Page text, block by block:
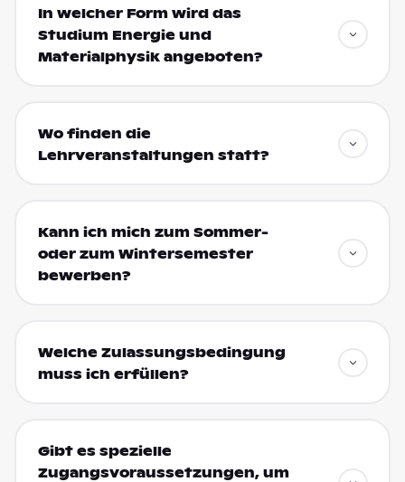
In welcher Form wird das
Studium Energie und
Materialphysik angeboten?
Wo finden die
Lehrveranstaltungen statt?
Kann ich mich zum Sommer-
oder zum Wintersemester
bewerben?
Welche Zulassungsbedingung
muss ich erfüllen?
Gibt es spezielle
Zugangsvoraussetzungen, um